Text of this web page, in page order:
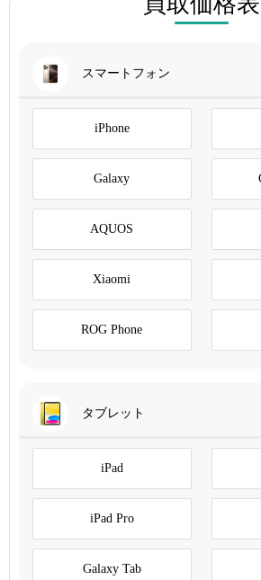
スマートフォン
iPhone
Galaxy
AQUOS
Xiaomi
ROG Phone
タブレット
iPad
iPad Pro
Galaxy Tab